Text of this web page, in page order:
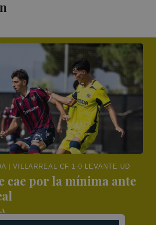
| VILLARREAL CF 1-0 LEVANTE UD
cae por la mínima ante